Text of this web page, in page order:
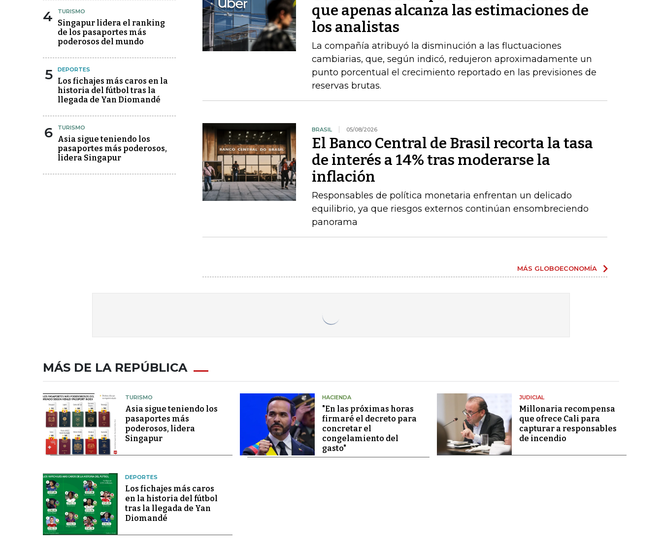
4 TURISMO
Singapur lidera el ranking
de los pasaportes más
poderosos del mundo
5 DEPORTES
Los fichajes más caros en la
historia del fútbol tras la
llegada de Yan Diomandé
6 TURISMO
Asia sigue teniendo los
pasaportes más poderosos,
lidera Singapur
que apenas alcanza las estimaciones de
los analistas
La compañía atribuyó la disminución a las fluctuaciones
cambiarias, que, según indicó, redujeron aproximadamente un
punto porcentual el crecimiento reportado en las previsiones de
reservas brutas.
BRASIL 05/08/2026
El Banco Central de Brasil recorta la tasa
de interés a 14% tras moderarse la
inflación
Responsables de política monetaria enfrentan un delicado
equilibrio, ya que riesgos externos continúan ensombreciendo
panorama
MÁS GLOBOECONOMÍA
MÁS DE LA REPÚBLICA
TURISMO
Asia sigue teniendo los
pasaportes más
poderosos, lidera
Singapur
HACIENDA
"En las próximas horas
firmaré el decreto para
concretar el
congelamiento del
gasto"
JUDICIAL
Millonaria recompensa
que ofrece Cali para
capturar a responsables
de incendio
DEPORTES
Los fichajes más caros
en la historia del fútbol
tras la llegada de Yan
Diomandé